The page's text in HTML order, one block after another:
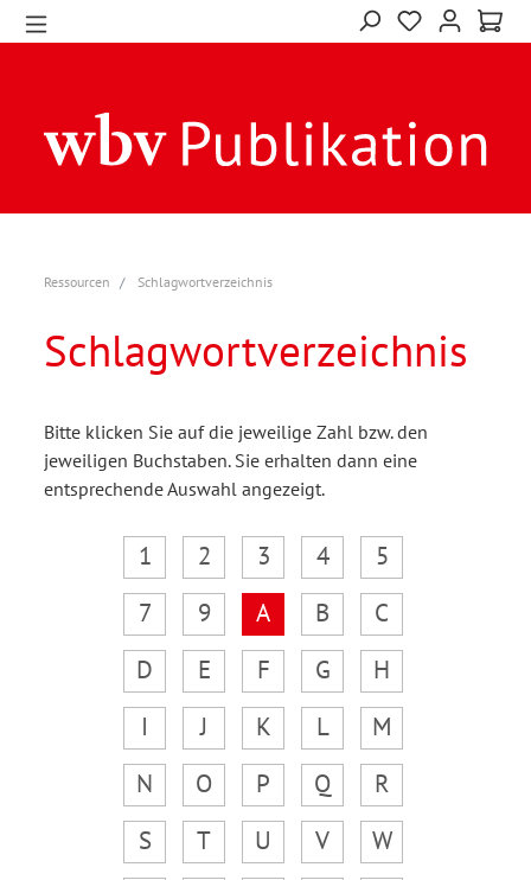
Ressourcen Schlagwortverzeichnis
Schlagwortverzeichnis
Bitte klicken Sie auf die jeweilige Zahl bzw. den
jeweiligen Buchstaben. Sie erhalten dann eine
entsprechende Auswahl angezeigt.
1 2 3 4
5
7
9 A B
C
D
E F G
H
I
J K L
M
N
O P Q
R
S
T U V
W